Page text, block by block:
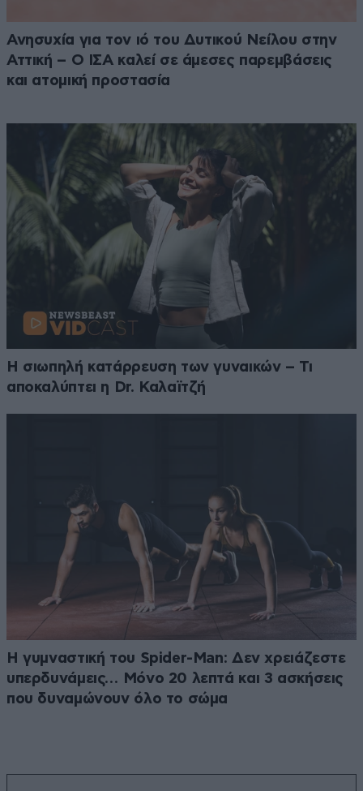
Ανησυχία για τον ιό του Δυτικού Νείλου στην
Αττική – Ο ΙΣΑ καλεί σε άμεσες παρεμβάσεις
και ατομική προστασία
Η σιωπηλή κατάρρευση των γυναικών – Τι
αποκαλύπτει η Dr. Καλαϊτζή
Η γυμναστική του Spider-Man: Δεν χρειάζεστε
υπερδυνάμεις… Μόνο 20 λεπτά και 3 ασκήσεις
που δυναμώνουν όλο το σώμα